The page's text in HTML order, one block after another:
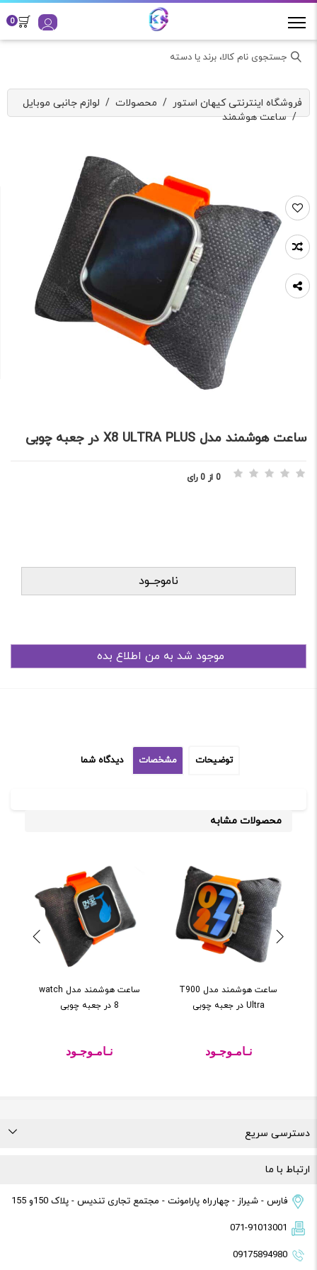
0
جستجوی نام کالا، برند یا دسته
فروشگاه اینترنتی کیهان استور / محصولات / لوازم جانبی موبایل
/ساعت هوشمند
ساعت هوشمند مدل X8 ULTRA PLUS در جعبه چوبی
0 از 0 رای
ناموجــود
توضیحات مشخصات دیدگاه شما
محصولات مشابه
ساعت هوشمند مدل T900
Ultra در جعبه چوبی
نـامـوجـود
ساعت هوشمند مدل watch
8 در جعبه چوبی
نـامـوجـود
دسترسی سریع
درباره ما
راهنمای خرید
قوانین و مقررات
تماس با ما
ارتباط با ما
فارس - شیراز - چهارراه پارامونت - مجتمع تجاری تندیس - پلاک 150و 155